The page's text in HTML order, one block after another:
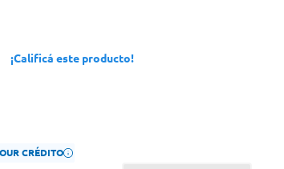
¡Calificá este producto!
CRÉDITO